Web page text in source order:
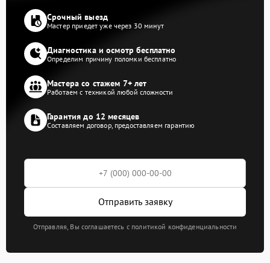
Срочный выезд
Мастер приедет уже через 30 минут
Диагностика и осмотр бесплатно
Определим причину поломки бесплатно
Мастера со стажем 7+ лет
Работаем с техникой любой сложности
Гарантия до 12 месяцев
Составляем договор, предоставляем гарантию
Отправить заявку
Отправляя, Вы соглашаетесь с политикой конфиденциальности